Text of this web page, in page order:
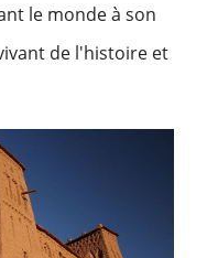
le monde à son
de l'histoire et